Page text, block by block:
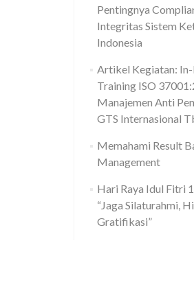
Pentingnya
Integritas Sistem
Indonesia
Artikel Kegiatan:
Training ISO
Manajemen Anti
GTS Internasional
Memahami Result
Management
Hari Raya Idul Fitri
“Jaga Silaturahmi,
Gratifikasi”